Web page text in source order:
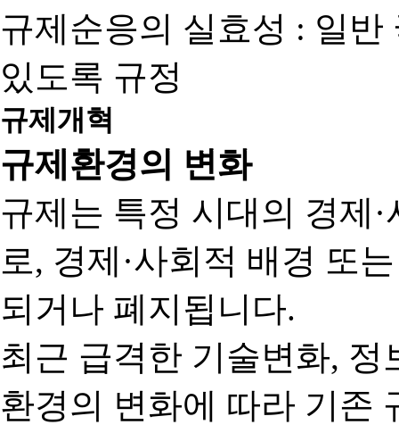
규제순응의 실효성 : 일
있도록 규정
규제개혁
규제환경의 변화
규제는 특정 시대의 경제
로, 경제·사회적 배경 또
되거나 폐지됩니다.
최근 급격한 기술변화,
환경의 변화에 따라 기존